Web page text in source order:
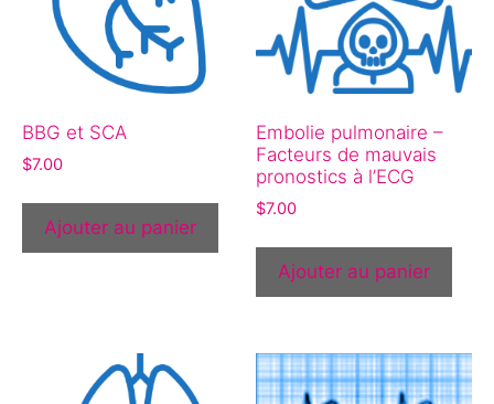
BBG et SCA
$7.00
Ajouter au panier
Embolie pulmonaire –
Facteurs de mauvais
pronostics à l’ECG
$7.00
Ajouter au panier